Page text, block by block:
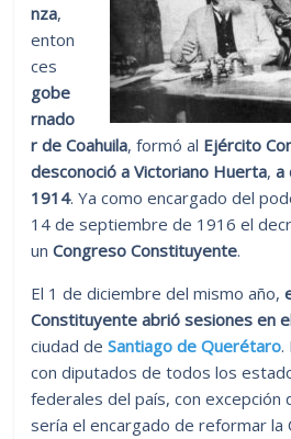
nza,
enton
ces
gobe
rnado
r de Coahuila, formó al Ejército
desconoció a Victoriano Huerta,a
1914. Ya como encargado del
14 de septiembre de 1916 el
un Congreso Constituyente.
El 1 de diciembre del mismo año,
Constituyente abrió sesiones en
ciudad deSantiago de Querétaro.
con diputados de todos los
federales del país, con excepción
sería el encargado de reformar la